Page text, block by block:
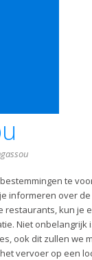
te
informeren over de
restaurants, kun je
Niet onbelangrijk
ook dit zullen we
vervoer op een